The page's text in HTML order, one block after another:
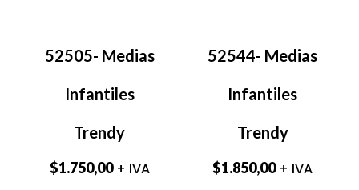
52505- Medias
Infantiles
Trendy
$1.750,00 + IVA
52544- Medias
Infantiles
Trendy
$1.850,00 + IVA